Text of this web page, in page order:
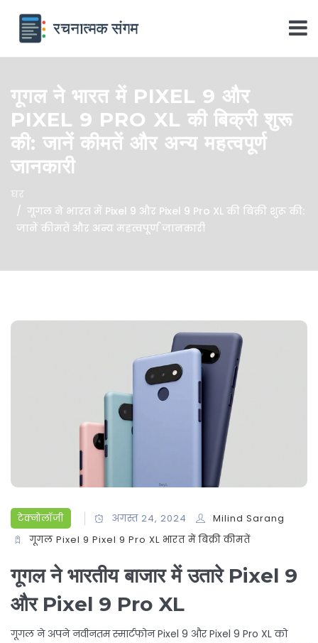
गूगल ने भारत में PIXEL 9 और
PIXEL 9 PRO XL की बिक्री शुरू
की: जानें कीमतें और अन्य महत्वपूर्ण
जानकारी
घर
गूगल ने भारत में Pixel 9 और Pixel 9 Pro XL की बिक्री शुरू की:
जानें कीमतें और अन्य महत्वपूर्ण जानकारी
टेक्नोलॉजी अगस्त 24, 2024
Milind Sarang
गूगल Pixel 9 Pixel 9 Pro XL भारत में बिक्री कीमतें
गूगल ने भारतीय बाजार में उतारे Pixel 9
और Pixel 9 Pro XL
गूगल ने अपने नवीनतम स्मार्टफोन Pixel 9 और Pixel 9 Pro XL को